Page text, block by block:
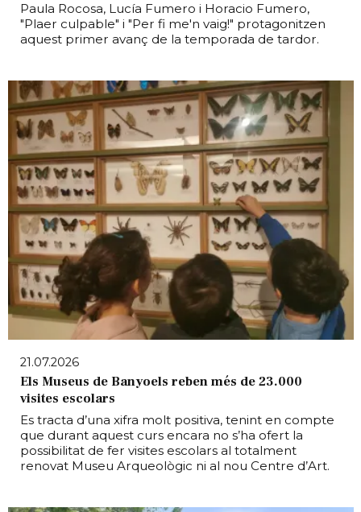
Paula Rocosa, Lucía Fumero i Horacio Fumero,
"Plaer culpable" i "Per fi me'n vaig!" protagonitzen
aquest primer avanç de la temporada de tardor.
21.07.2026
Els Museus de Banyoels reben més de 23.000
visites escolars
Es tracta d’una xifra molt positiva, tenint en compte
que durant aquest curs encara no s’ha ofert la
possibilitat de fer visites escolars al totalment
renovat Museu Arqueològic ni al nou Centre d’Art.